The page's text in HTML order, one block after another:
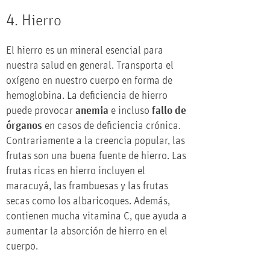
4. Hierro
El hierro es un mineral esencial para
nuestra salud en general. Transporta el
oxígeno en nuestro cuerpo en forma de
hemoglobina. La deficiencia de hierro
puede provocar anemia e incluso fallo de
órganos en casos de deficiencia crónica.
Contrariamente a la creencia popular, las
frutas son una buena fuente de hierro. Las
frutas ricas en hierro incluyen el
maracuyá, las frambuesas y las frutas
secas como los albaricoques. Además,
contienen mucha vitamina C, que ayuda a
aumentar la absorción de hierro en el
cuerpo.